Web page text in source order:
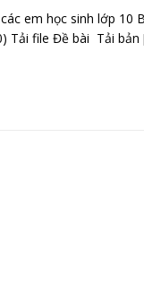
em học sinh lớp 10
Tải file Đề bài Tải bản